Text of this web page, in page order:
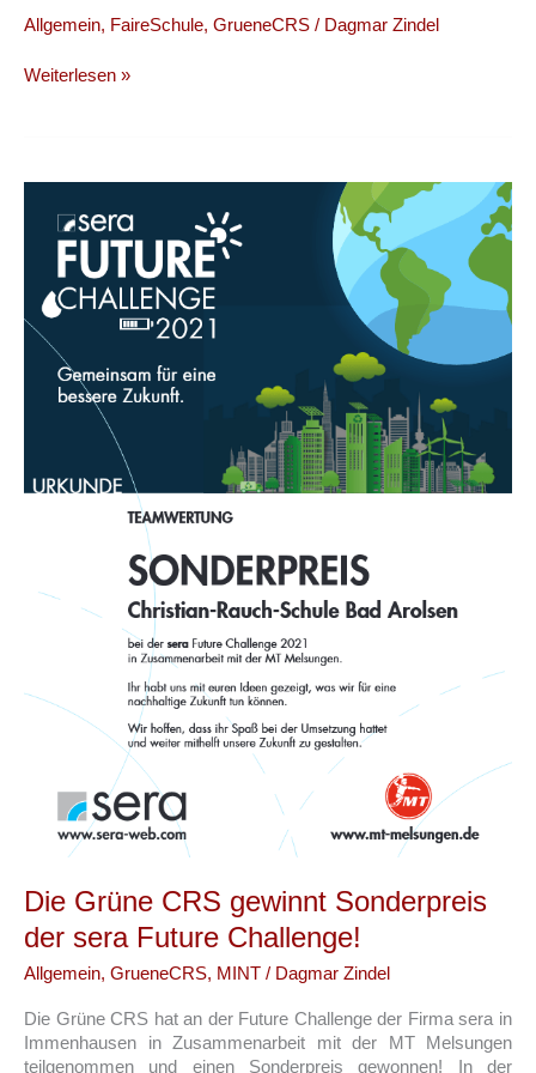
Allgemein, FaireSchule, GrueneCRS / Dagmar Zindel
Greenmarket
Weiterlesen »
Die Grüne CRS gewinnt Sonderpreis
der sera Future Challenge!
Allgemein, GrueneCRS, MINT / Dagmar Zindel
Die Grüne CRS hat an der Future Challenge der Firma sera in
Immenhausen in Zusammenarbeit mit der MT Melsungen
teilgenommen und einen Sonderpreis gewonnen! In der